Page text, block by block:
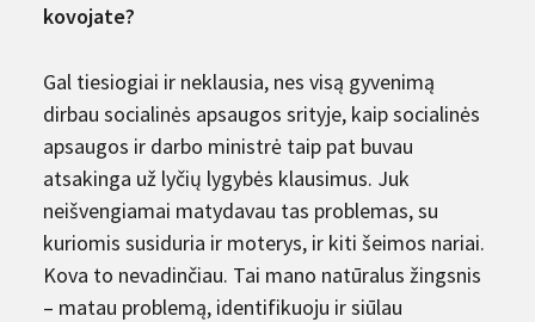
kovojate?
Gal tiesiogiai ir neklausia, nes visą gyvenimą
dirbau socialinės apsaugos srityje, kaip socialinės
apsaugos ir darbo ministrė taip pat buvau
atsakinga už lyčių lygybės klausimus. Juk
neišvengiamai matydavau tas problemas, su
kuriomis susiduria ir moterys, ir kiti šeimos nariai.
Kova to nevadinčiau. Tai mano natūralus žingsnis
– matau problemą, identifikuoju ir siūlau